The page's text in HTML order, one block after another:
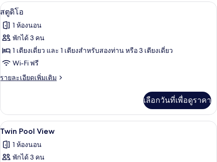
One
Bedroom
Apartment
เปิด
ภาพถ่าย
ทั้งหมด
ของ
สตู
ดิโอ
โต๊ะทำงาน, ห้องเก็บเสียง, Wi-Fi ฟรี, ผ้
3
สตูดิโอ
1 ห้องนอน
พักได้ 3 คน
1 เตียงเดี่ยว และ 1 เตียงสำหรับสองท่าน หรือ 3 เตียงเดี่ยว
Wi-Fi ฟรี
รายละเอียดเพิ่มเติม
ราย
เกี่ยว
กับ
สตู
โอ
เลือกวันที่เพื่อดูราคา
เปิด
ภาพถ่าย
ทั้งหมด
โต๊ะทำงาน, ห้องเก็บเสียง, Wi-Fi ฟรี, ผ้
2
Twin Pool View
1 ห้องนอน
พักได้ 3 คน